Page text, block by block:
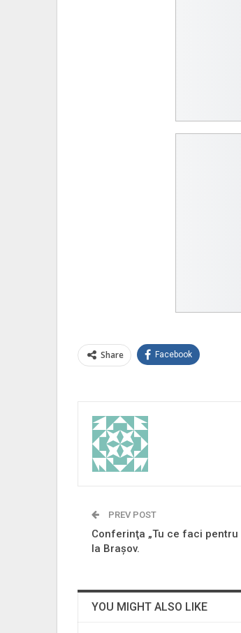
Share Facebook
PREV POST
Conferinţa „Tu ce faci pentru
la Braşov.
YOU MIGHT ALSO LIKE